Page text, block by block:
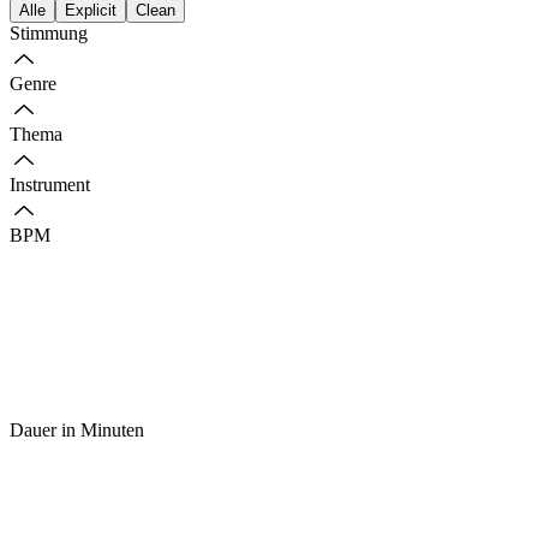
Alle Explicit Clean
Stimmung
Genre
Thema
Instrument
BPM
Dauer in Minuten